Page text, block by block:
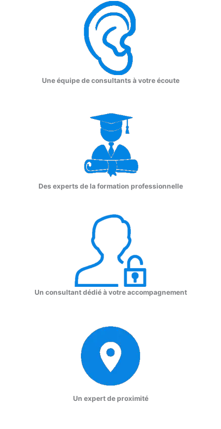
Une équipe de consultants à votre écoute
Des experts de la formation professionnelle
Un consultant dédié à votre accompagnement
Un expert de proximité